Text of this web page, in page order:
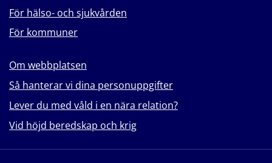
För hälso- och sjukvården
För kommuner
Om webbplatsen
Så hanterar vi dina personuppgifter
Lever du med våld i en nära relation?
Vid höjd beredskap och krig